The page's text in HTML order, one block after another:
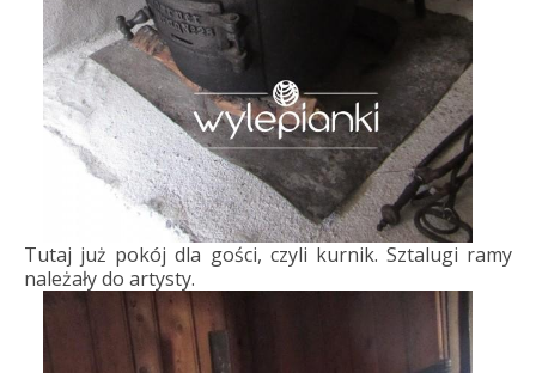
Tutaj już pokój dla gości, czyli kurnik. Sztalugi ramy
należały do artysty.